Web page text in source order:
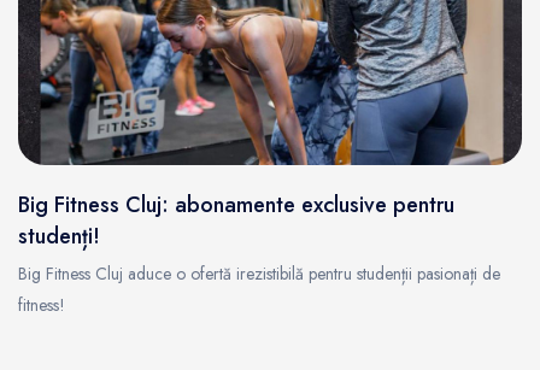
Big Fitness Cluj: abonamente exclusive pentru
studenți!
Big Fitness Cluj aduce o ofertă irezistibilă pentru studenții pasionați de
fitness!